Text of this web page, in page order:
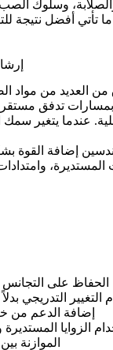
تأتي أفضل
العديد من مواد
بمسارات تدفق
عندما يتغير
إضافة القوة
الحفاظ على
التغيير التدريجي
إضافة الدعم من
الزوايا
الموازنة